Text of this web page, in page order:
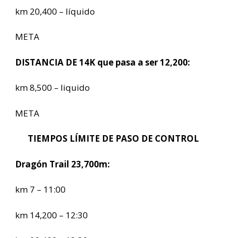
km 20,400 – líquido
META
DISTANCIA DE 14K que pasa a ser 12,200:
km 8,500 – liquido
META
TIEMPOS LÍMITE DE PASO DE CONTROL
Dragón Trail 23,700m:
km 7 – 11:00
km 14,200 – 12:30